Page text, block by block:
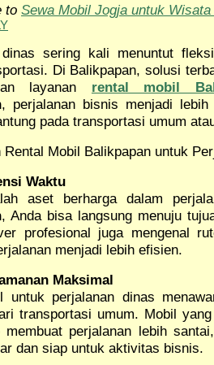
to Sewa Mobil Jogja untuk
dinas sering kali menuntut
Di Balikpapan, solusi
layanan rental mobil
, perjalanan bisnis menjadi
pada transportasi umum
Rental Mobil Balikpapan untuk
Waktu
aset berharga dalam
, Anda bisa langsung menuju
profesional juga mengenal
menjadi lebih efisien.
Maksimal
untuk perjalanan dinas
transportasi umum. Mobil
membuat perjalanan lebih
dan siap untuk aktivitas bisnis.